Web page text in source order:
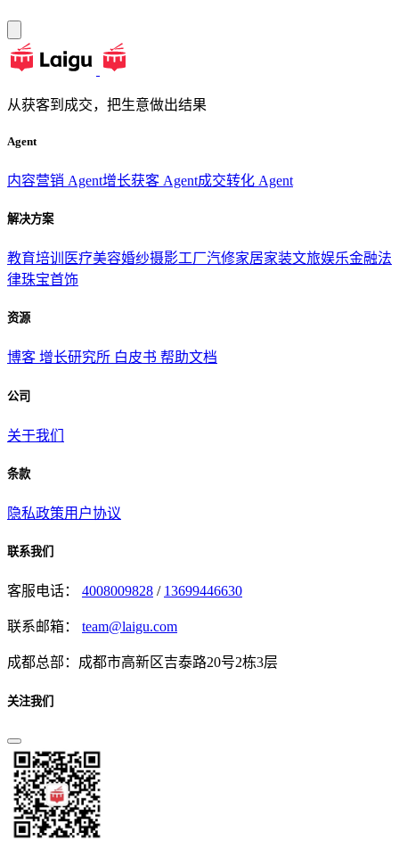
从获客到成交，把生意做出结果
Agent
内容营销 Agent增长获客 Agent成交转化 Agent
解决方案
教育培训 医疗美容婚纱摄影工厂汽修家居家装文旅娱乐金融法
律珠宝首饰
资源
博客 增长研究所 白皮书 帮助文档
公司
关于我们
条款
隐私政策用户协议
联系我们
客服电话： 4008009828 / 13699446630
联系邮箱： team@laigu.com
成都总部：成都市高新区吉泰路20号2栋3层
关注我们